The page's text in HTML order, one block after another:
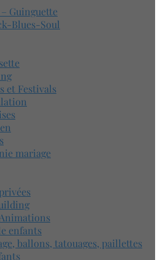
Guinguette
Blues-Soul
et Festivals
mariage
enfants
ballons, tatouages, paillettes